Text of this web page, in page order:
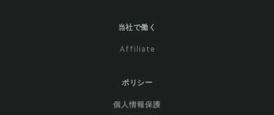
当社で働く
Affiliate
ポリシー
個人情報保護